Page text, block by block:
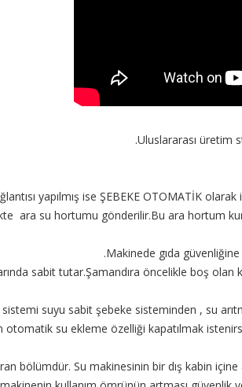
Uluslararası üretim
yapılmış ise ŞEBEKE OTOMATİK
ara su hortumu gönderilir.Bu ara hortum
Makinede gıda
sabit tutar.Şamandıra öncelikle boş
sistemi suyu sabit şebeke sisteminden , su
su ekleme özelliği kapatılmak
bölümdür. Su makinesinin bir dış kabin içine